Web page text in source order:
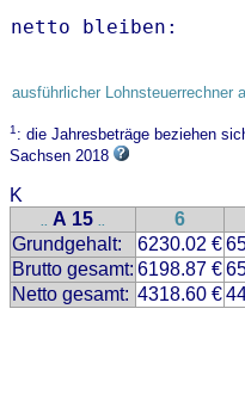
netto
ausführlicher Lohnsteuerrechner
1: die Jahresbeträge beziehen
Sachsen 2018
K
.. A 15 .. 6
Grundgehalt:
6230.02 €
Brutto gesamt: 6198.87 €
Netto gesamt: 4318.60 €